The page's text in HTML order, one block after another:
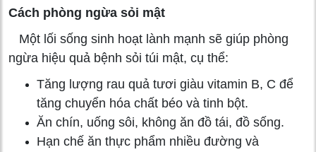
Cách phòng ngừa sỏi mật
Một lối sống sinh hoạt lành mạnh sẽ giúp phòng
ngừa hiệu quả bệnh sỏi túi mật, cụ thể:
Tăng lượng rau quả tươi giàu vitamin B, C để
tăng chuyển hóa chất béo và tinh bột.
Ăn chín, uống sôi, không ăn đồ tái, đồ sống.
Hạn chế ăn thực phẩm nhiều đường và